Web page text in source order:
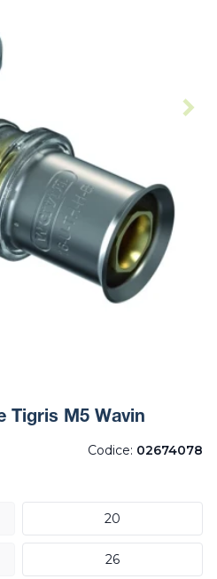
Tigris M5 Wavin
Codice: 02674078
20
26